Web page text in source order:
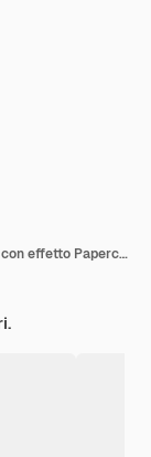
Miniatura moderna dello sfondo di Youtube con effetto Papercut